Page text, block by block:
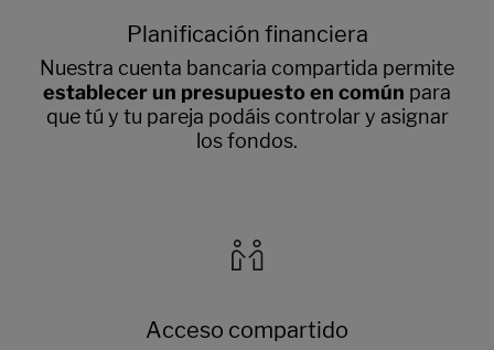
Planificación financiera
Nuestra cuenta bancaria compartida permite
establecer un presupuesto en común para
que tú y tu pareja podáis controlar y asignar
los fondos.
Acceso compartido